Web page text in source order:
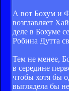
А вот Бохум и
возглавляет
деле в Бохуме
Робина Дутта
Тем не менее,
в середине
чтобы хотя бы
выглядела бы